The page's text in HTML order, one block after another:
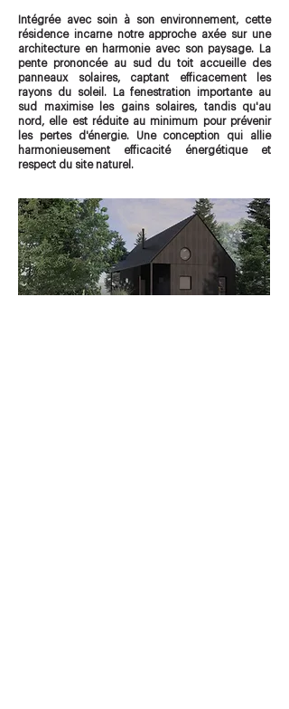
Intégrée avec soin à son environnement, cette
résidence incarne notre approche axée sur une
architecture en harmonie avec son paysage. La
pente prononcée au sud du toit accueille des
panneaux solaires, captant efficacement les
rayons du soleil. La fenestration importante au
sud maximise les gains solaires, tandis qu'au
nord, elle est réduite au minimum pour prévenir
les pertes d'énergie. Une conception qui allie
harmonieusement efficacité énergétique et
respect du site naturel.